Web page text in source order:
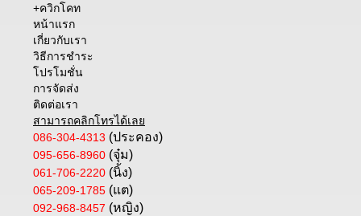
+ควิกโคท
หน้าแรก
เกี่ยวกับเรา
วิธีการชำระ
โปรโมชั่น
การจัดส่ง
ติดต่อเรา
สามารถคลิกโทรได้เลย
086-304-4313 (ประคอง)
095-656-8960 (จุ๋ม)
061-706-2220 (นิ้ง)
065-209-1785 (แต)
092-968-8457 (หญิง)